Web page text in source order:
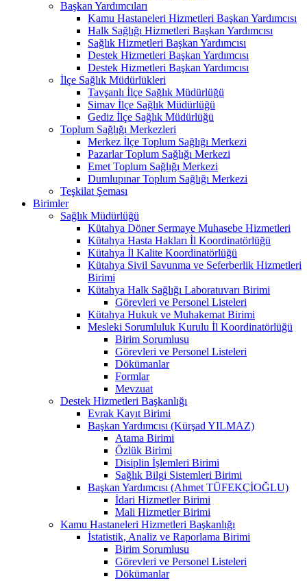
Başkan Yardımcıları
Kamu Hastaneleri Hizmetleri Başkan Yardımcısı
Halk Sağlığı Hizmetleri Başkan Yardımcısı
Sağlık Hizmetleri Başkan Yardımcısı
Destek Hizmetleri Başkan Yardımcısı
Destek Hizmetleri Başkan Yardımcısı
İlçe Sağlık Müdürlükleri
Tavşanlı İlçe Sağlık Müdürlüğü
Simav İlçe Sağlık Müdürlüğü
Gediz İlçe Sağlık Müdürlüğü
Toplum Sağlığı Merkezleri
Merkez İlçe Toplum Sağlığı Merkezi
Pazarlar Toplum Sağlığı Merkezi
Emet Toplum Sağlığı Merkezi
Dumlupınar Toplum Sağlığı Merkezi
Teşkilat Şeması
Birimler
Sağlık Müdürlüğü
Kütahya Döner Sermaye Muhasebe Hizmetleri
Kütahya Hasta Hakları İl Koordinatörlüğü
Kütahya İl Kalite Koordinatörlüğü
Kütahya Sivil Savunma ve Seferberlik Hizmetleri
Birimi
Kütahya Halk Sağlığı Laboratuvarı Birimi
Görevleri ve Personel Listeleri
Kütahya Hukuk ve Muhakemat Birimi
Mesleki Sorumluluk Kurulu İl Koordinatörlüğü
Birim Sorumlusu
Görevleri ve Personel Listeleri
Dökümanlar
Formlar
Mevzuat
Destek Hizmetleri Başkanlığı
Evrak Kayıt Birimi
Başkan Yardımcısı (Kürşad YILMAZ)
Atama Birimi
Özlük Birimi
Disiplin İşlemleri Birimi
Sağlık Bilgi Sistemleri Birimi
Başkan Yardımcısı (Ahmet TÜFEKÇİOĞLU)
İdari Hizmetler Birimi
Mali Hizmetler Birimi
Kamu Hastaneleri Hizmetleri Başkanlığı
İstatistik, Analiz ve Raporlama Birimi
Birim Sorumlusu
Görevleri ve Personel Listeleri
Dökümanlar